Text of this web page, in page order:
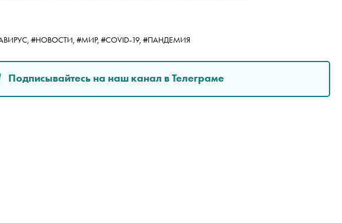
#НОВОСТИ, #МИР, #COVID-19, #ПАНДЕМИЯ
Подписывайтесь на наш канал в Телеграме